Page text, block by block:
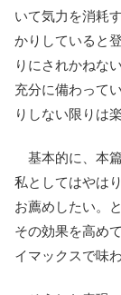
いて気力を消耗
かりしていると
りにされかねな
充分に備わって
りしない限りは
基本的に、本
私としてはやは
お薦めしたい。
その効果を高め
イマックスで味